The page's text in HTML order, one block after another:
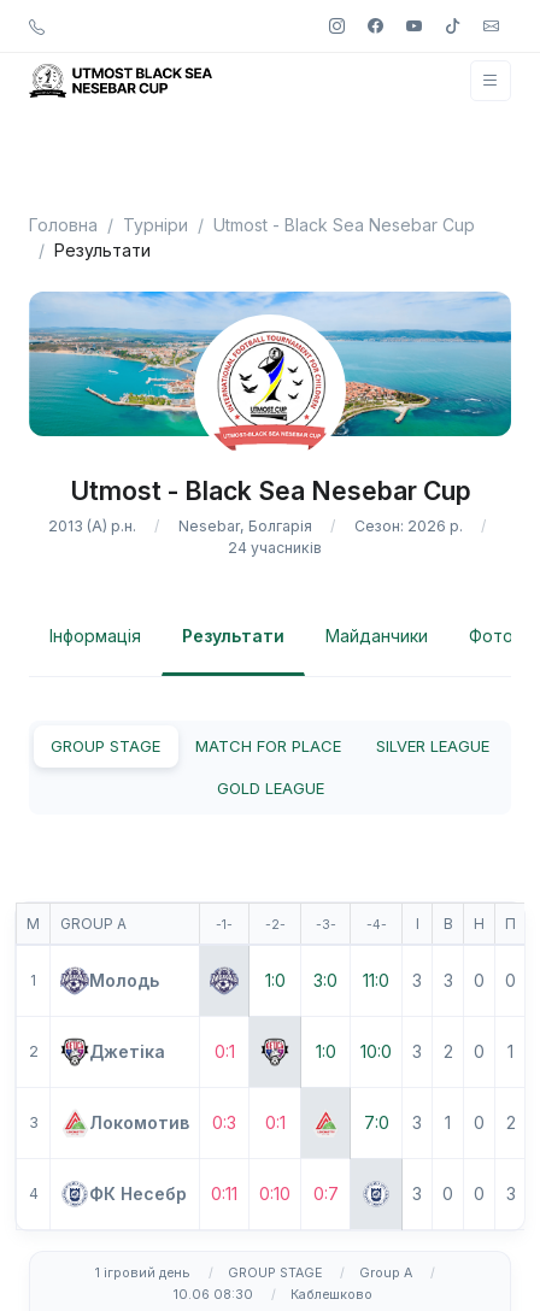
Головна Турніри
Utmost - Black Sea Nesebar Cup
Результати
Utmost - Black Sea Nesebar Cup
2013 (A) р.н. Nesebar, Болгарія
Сезон: 2026 р.
24 учасників
Інформація Результати Майданчики
GROUP STAGE MATCH FOR PLACE SILVER LEAGUE
GOLD LEAGUE
М GROUP A -1- -2- -3- -4- І В Н П
1 Молодь 1:0 3:0 11:0 3 3 0 0
2 Джетіка 0:1 1:0 10:0 3 2 0 1
3 Локомотив 0:3 0:1 7:0 3 1 0 2
4 ФК Несебр 0:11 0:10 0:7 3 0 0 3
1 ігровий день GROUP STAGE
Group A
10.06 08:30
Каблешково